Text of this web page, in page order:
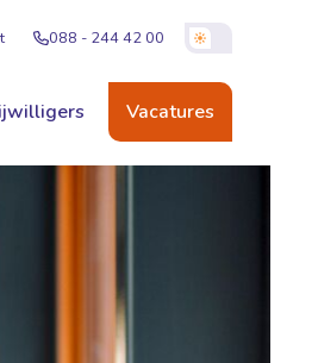
088 - 244 42 00
Vacatures